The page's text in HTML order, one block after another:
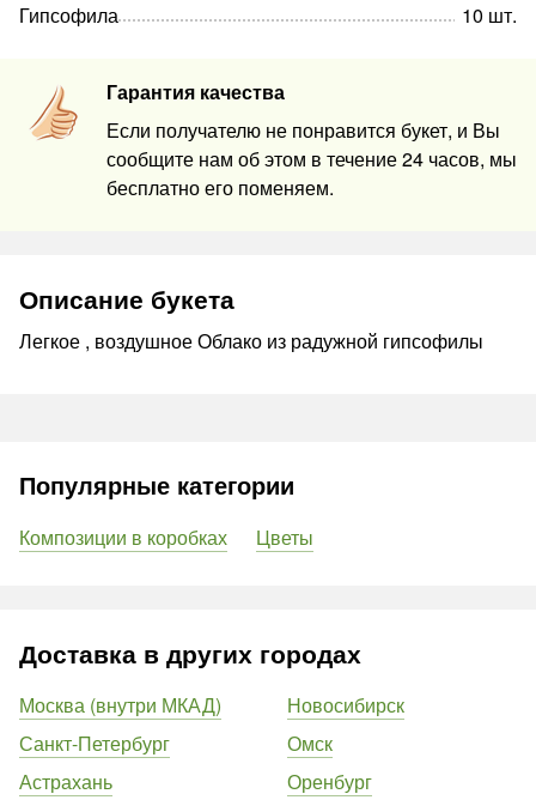
Гарантия качества
Если получателю не понравится букет, и Вы
сообщите нам об этом в течение 24 часов, мы
бесплатно его поменяем.
Гипсофила
10 шт.
Описание букета
Легкое , воздушное Облако из радужной гипсофилы
Популярные категории
Композиции в коробках Цветы
Доставка в других городах
Москва (внутри МКАД)
Санкт-Петербург
Астрахань
Новосибирск
Омск
Оренбург